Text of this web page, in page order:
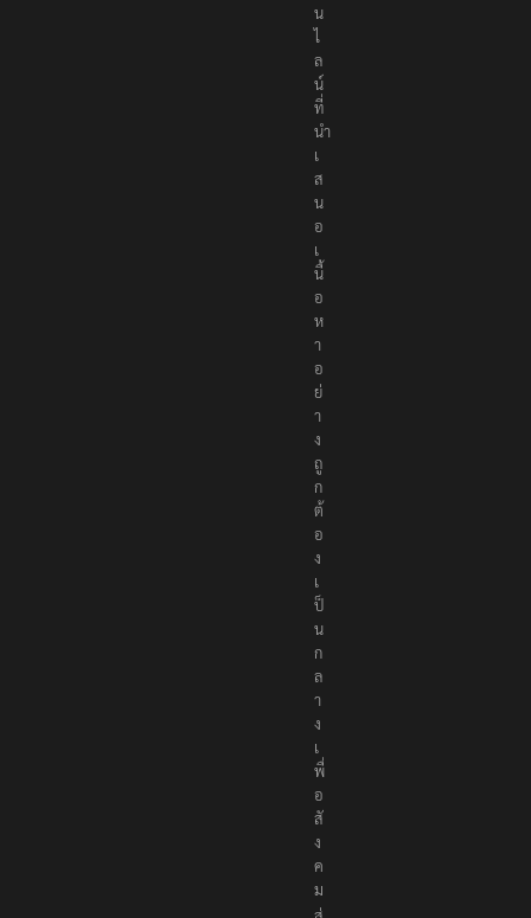
น
ไ
ล
น์
ที่
นำ
เ
ส
น
อ
เ
นื้
อ
ห
า
อ
ย่
า
ง
ถู
ก
ต้
อ
ง
เ
ป็
น
ก
ล
า
ง
เ
พื่
อ
สั
ง
ค
ม